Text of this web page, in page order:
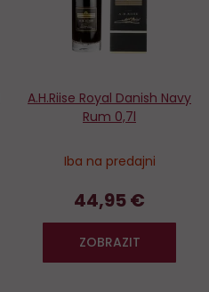
A.H.Riise Royal Danish Navy
Rum 0,7l
Iba na predajni
44,95 €
ZOBRAZIT